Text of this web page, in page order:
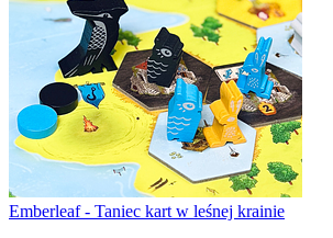
Emberleaf - Taniec kart w leśnej krainie